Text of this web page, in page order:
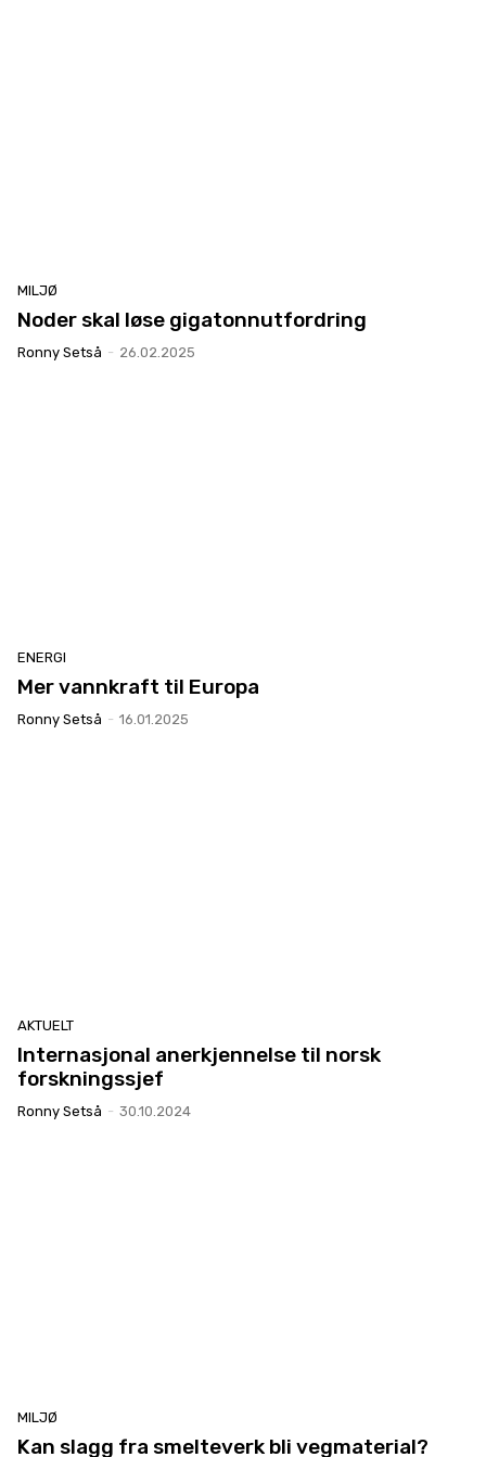
MILJØ
Noder skal løse gigatonnutfordring
Ronny Setså - 26.02.2025
ENERGI
Mer vannkraft til Europa
Ronny Setså - 16.01.2025
AKTUELT
Internasjonal anerkjennelse til norsk
forskningssjef
Ronny Setså - 30.10.2024
MILJØ
Kan slagg fra smelteverk bli vegmaterial?